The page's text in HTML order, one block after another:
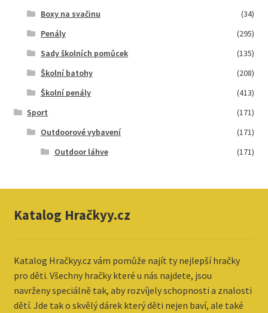
Boxy na svačinu
(34)
Penály
(295)
Sady školních pomůcek
(135)
Školní batohy
(208)
Školní penály
(413)
Sport
(171)
Outdoorové vybavení
(171)
Outdoor láhve
(171)
Katalog Hračkyy.cz
Katalog Hračkyy.cz vám pomůže najít ty nejlepší hračky
pro děti. Všechny hračky které u nás najdete, jsou
navrženy speciálně tak, aby rozvíjely schopnosti a znalosti
dětí. Jde tak o skvělý dárek který děti nejen baví, ale také